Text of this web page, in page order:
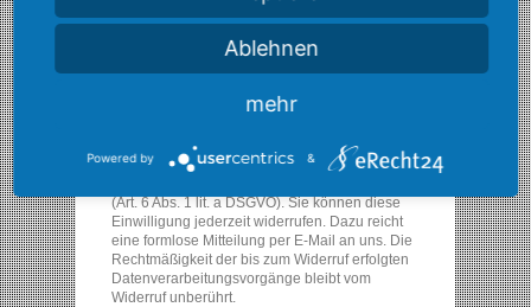
dort angegebenen Kontaktdaten zwecks
Anschlussfragen bei uns gespeichert. Diese
Daten geben wir nicht ohne Ihre Einwilligung
Die Verarbeitung der in das Kontaktformular
eingegebenen Daten erfolgt somit
(Art. 6 Abs. 1 lit. a DSGVO). Sie können diese
Einwilligung jederzeit widerrufen. Dazu reicht
eine formlose Mitteilung per E-Mail an uns. Die
Rechtmäßigkeit der bis zum Widerruf erfolgten
Datenverarbeitungsvorgänge bleibt vom
Widerruf unberührt.
Ablehnen
mehr
Powered by &